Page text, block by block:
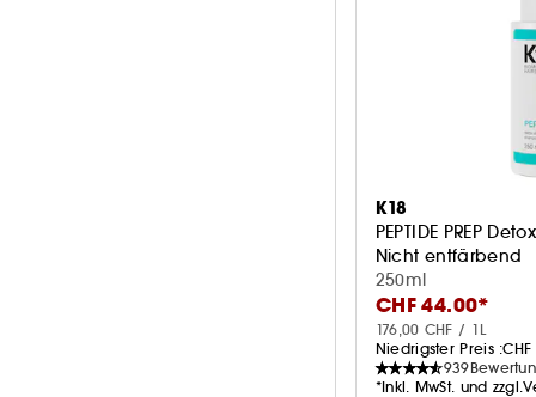
K18
PEPTIDE PREP
Nicht entfärbend
250ml
CHF 44.00*
176,00 CHF / 1L
Niedrigster Preis :CHF
939
*Inkl. MwSt. und